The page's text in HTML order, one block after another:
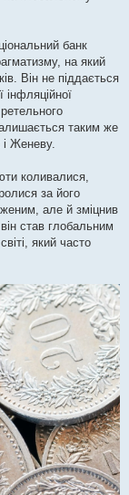
банк
на який
Він не піддається
інфляційної
таким же
і Женеву.
коливалися,
за його
але й зміцнив
став глобальним
який часто